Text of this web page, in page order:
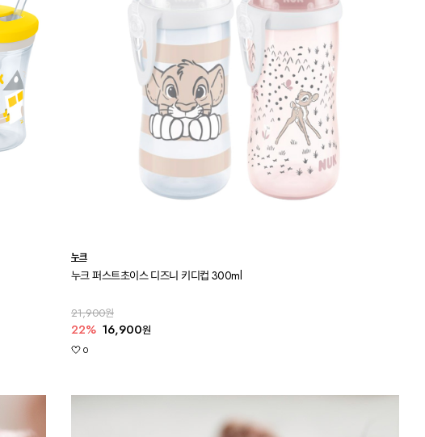
누크
누크 퍼스트초이스 디즈니 키디컵 300ml
21,900원
22% 16,900원
0